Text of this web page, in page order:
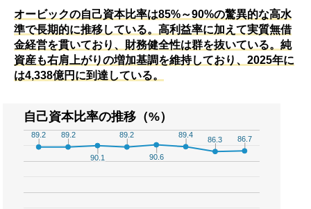
オービックの自己資本比率は85%～90%の驚異的な高水
準で長期的に推移している。高利益率に加えて実質無借
金経営を貫いており、財務健全性は群を抜いている。純
資産も右肩上がりの増加基調を維持しており、2025年に
は4,338億円に到達している。
自己資本比率の推移（%）
89.2
89.2 89.2
89.2
90.1
90.1
89.2
89.2
90.6
90.6
89.4
89.4
86.3
86.3 86.7
86.7